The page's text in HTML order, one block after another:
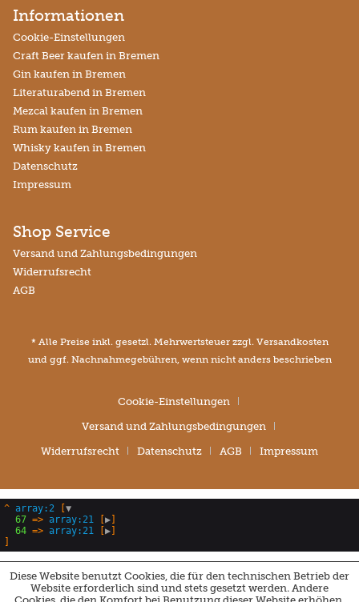
Informationen
Cookie-Einstellungen
Craft Beer kaufen in Bremen
Gin kaufen in Bremen
Literaturabend in Bremen
Mezcal kaufen in Bremen
Rum kaufen in Bremen
Whisky kaufen in Bremen
Datenschutz
Impressum
Shop Service
Versand und Zahlungsbedingungen
Widerrufsrecht
AGB
* Alle Preise inkl. gesetzl. Mehrwertsteuer zzgl. Versandkosten
und ggf. Nachnahmegebühren, wenn nicht anders beschrieben
Cookie-Einstellungen
Versand und Zahlungsbedingungen
Widerrufsrecht Datenschutz AGB Impressum
Diese Website benutzt Cookies, die für den technischen Betrieb der
Website erforderlich sind und stets gesetzt werden. Andere
^ array:2 [▼
67 => array:21 [▶]
64 => array:21 [▶